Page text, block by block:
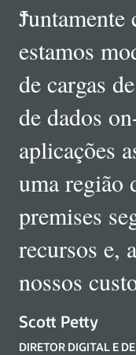
“
Juntamente
estamos
de cargas
de dados
aplicações
uma região
premises
recursos e,
nossos
Scott Petty
DIRETOR DIGITAL E